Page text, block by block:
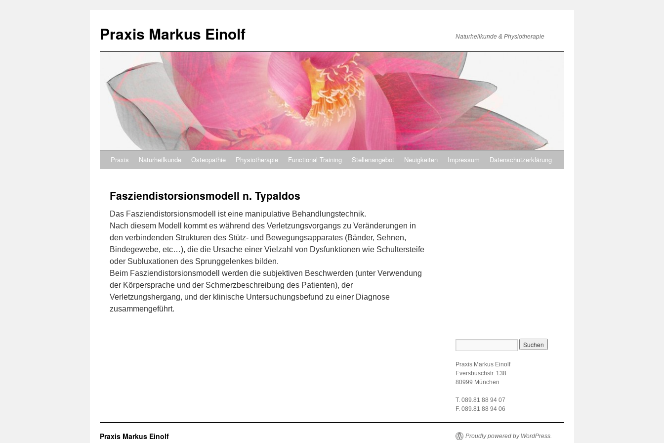
Praxis Markus Einolf Naturheilkunde & Physiotherapie
Praxis Naturheilkunde Osteopathie Physiotherapie Functional Training Stellenangebot Neuigkeiten Impressum Datenschutzerklärung
Fasziendistorsionsmodell n. Typaldos
Das Fasziendistorsionsmodell ist eine manipulative Behandlungstechnik.
Nach diesem Modell kommt es während des Verletzungsvorgangs zu Veränderungen in
den verbindenden Strukturen des Stütz- und Bewegungsapparates (Bänder, Sehnen,
Bindegewebe, etc…), die die Ursache einer Vielzahl von Dysfunktionen wie Schultersteife
oder Subluxationen des Sprunggelenkes bilden.
Beim Fasziendistorsionsmodell werden die subjektiven Beschwerden (unter Verwendung
der Körpersprache und der Schmerzbeschreibung des Patienten), der
Verletzungshergang, und der klinische Untersuchungsbefund zu einer Diagnose
zusammengeführt.
Praxis Markus Einolf
Eversbuschstr. 138
80999 München
T. 089.81 88 94 07
F. 089.81 88 94 06
Praxis Markus Einolf Proudly powered by WordPress.